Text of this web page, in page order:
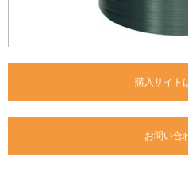
購入サイト
お問い合